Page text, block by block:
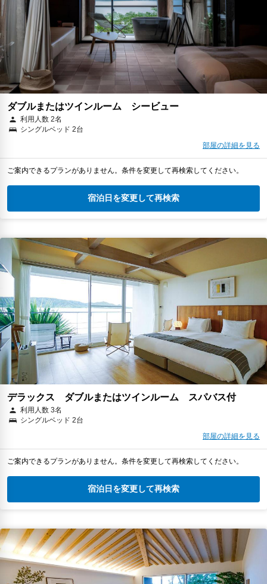
ダブルまたはツインルーム シービュー
利用人数 2名
シングルベッド 2台
部屋の詳細を見る
ご案内できるプランがありません。条件を変更して再検索してください。
宿泊日を変更して再検索
デラックス ダブルまたはツインルーム スパバス付
利用人数 3名
シングルベッド 2台
部屋の詳細を見る
ご案内できるプランがありません。条件を変更して再検索してください。
宿泊日を変更して再検索